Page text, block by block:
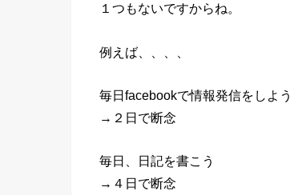
１つもないですからね。
例えば、、、、
毎日facebookで情報発信をしよう
→２日で断念
毎日、日記を書こう
→４日で断念